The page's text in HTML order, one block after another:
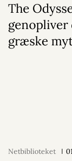
The
genopliver
græske
Netbiblioteket